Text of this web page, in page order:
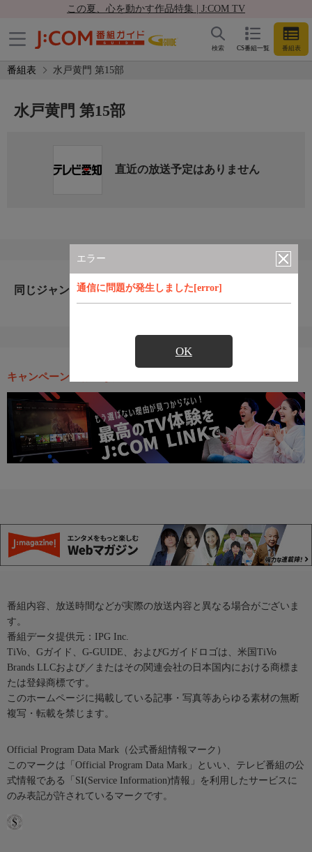
この夏、心を動かす作品特集 | J:COM TV
CS番組一覧 番組表
検索
番組表 水戸黄門 第15部
エラー
通信に問題が発生しました[error]
OK
水戸黄門 第15部
直近の放送予定はありません
同じジャンルのおすすめ番組
キャンペーン・お得な情報
番組内容、放送時間などが実際の放送内容と異なる場合がございま
す。
番組データ提供元：IPG Inc.
TiVo、Gガイド、G-GUIDE、およびGガイドロゴは、米国TiVo
Brands LLCおよび／またはその関連会社の日本国内における商標ま
たは登録商標です。
このホームページに掲載している記事・写真等あらゆる素材の無断
複写・転載を禁じます。
Official Program Data Mark（公式番組情報マーク）
このマークは「Official Program Data Mark」といい、テレビ番組の公
式情報である「SI(Service Information)情報」を利用したサービスに
のみ表記が許されているマークです。